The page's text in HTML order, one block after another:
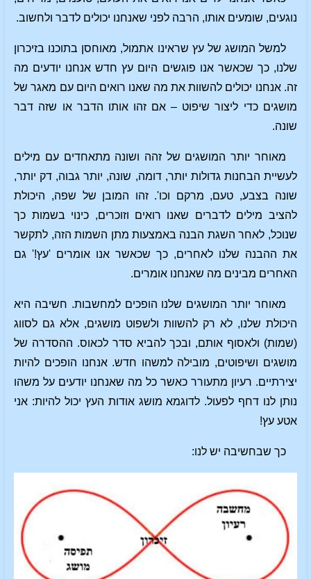
נוגעים, שומעים אותו, הרבה לפני שאנחנו יכולים לדבר ולחשוב.
למשל המושג של עץ שראינו אתמול, מאוחסן בתוכנו בזיכרון
שלנו, כך שכאשר אנו פוגשים היום עץ חדש אנחנו יודעים מה
זה. אנחנו יכולים להשוות את מה שאנו רואים היום עם מאגר של
מושגים כדי ליצור שיפוט – אם זהו אותו הדבר או שזה דבר
שונה.
מאוחר יותר המושגים של זהה ושונה מתאחדים עם מילים
לעשיית הבחנות גדולות יותר, דומה, שונה, יותר גבוה, דק יותר,
שונה בצבע, טעם, מרקם וכו'. זהו המובן של שפה, היכולת
להציב מילים לדברים שאנו רואים וזוכרים, כינוי בשמות כך
שנוכל, לאחר השגת הבנה באמצעות מתן השמות הזה, לתקשר
את ההבנה שלנו לאחרים, כך שכאשר אנו אומרים 'עץ!' גם
האחרים מבינים מה שאנחנו אומרים.
מאוחר יותר המושגים שלנו הופכים למחשבות. חשיבה היא
היכולת שלנו, לא רק להשוות ולשפוט מושגים, אלא גם לסווג
(שמות) ולאסוף אותם, ובכך להביא סדר לכאוס. ההסדרה של
מושגים ושיפוטים, מובילה למשהו חדש. אנחנו הופכים להיות
יצירתיים. רעיון מתעורר כאשר כל מה שאנחנו יודעים על משהו
נותן לנו דחף לפעול. לדוגמא מושג אודות העץ יכול להיות: אני
אטע עץ!
כך שבחשיבה יש לנו: